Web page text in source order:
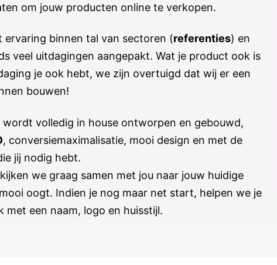
om jouw producten online te verkopen.
ervaring binnen tal van sectoren (referenties) en
veel uitdagingen aangepakt. Wat je product ook is
je ook hebt, we zijn overtuigd dat wij er een
bouwen!
wordt volledig in house ontworpen en gebouwd,
, conversiemaximalisatie, mooi design en met de
jij nodig hebt.
we graag samen met jou naar jouw huidige
oogt. Indien je nog maar net start, helpen we je
met een naam, logo en huisstijl.